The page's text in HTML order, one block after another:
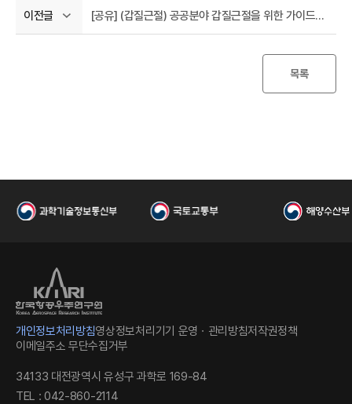
한
이전글 [공유] (갑질근절) 공공분야 갑질근절을 위한 가이드라인
목록
개인정보처리방침영상정보처리기기 운영ㆍ관리방침저작권정책
이메일주소 무단수집거부
34133 대전광역시 유성구 과학로 169-84
TEL : 042-860-2114